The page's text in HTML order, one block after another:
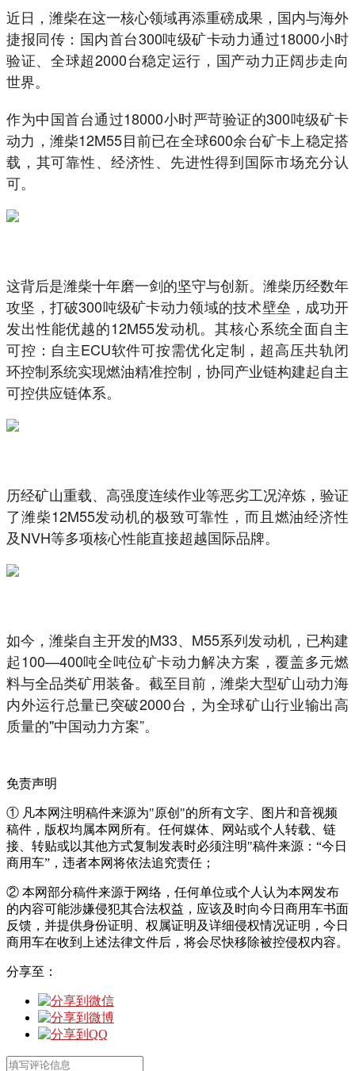
近日，潍柴在这一核心领域再添重磅成果，国内与海外
捷报同传：国内首台300吨级矿卡动力通过18000小时
验证、全球超2000台稳定运行，国产动力正阔步走向
世界。
作为中国首台通过18000小时严苛验证的300吨级矿卡
动力，潍柴12M55目前已在全球600余台矿卡上稳定搭
载，其可靠性、经济性、先进性得到国际市场充分认
可。
这背后是潍柴十年磨一剑的坚守与创新。潍柴历经数年
攻坚，打破300吨级矿卡动力领域的技术壁垒，成功开
发出性能优越的12M55发动机。其核心系统全面自主
可控：自主ECU软件可按需优化定制，超高压共轨闭
环控制系统实现燃油精准控制，协同产业链构建起自主
可控供应链体系。
历经矿山重载、高强度连续作业等恶劣工况淬炼，验证
了潍柴12M55发动机的极致可靠性，而且燃油经济性
及NVH等多项核心性能直接超越国际品牌。
如今，潍柴自主开发的M33、M55系列发动机，已构建
起100—400吨全吨位矿卡动力解决方案，覆盖多元燃
料与全品类矿用装备。截至目前，潍柴大型矿山动力海
内外运行总量已突破2000台，为全球矿山行业输出高
质量的"中国动力方案”。
免责声明
① 凡本网注明稿件来源为"原创"的所有文字、图片和音视频
稿件，版权均属本网所有。任何媒体、网站或个人转载、链
接、转贴或以其他方式复制发表时必须注明"稿件来源：“今日
商用车”，违者本网将依法追究责任；
② 本网部分稿件来源于网络，任何单位或个人认为本网发布
的内容可能涉嫌侵犯其合法权益，应该及时向今日商用车书面
反馈，并提供身份证明、权属证明及详细侵权情况证明，今日
商用车在收到上述法律文件后，将会尽快移除被控侵权内容。
分享至：